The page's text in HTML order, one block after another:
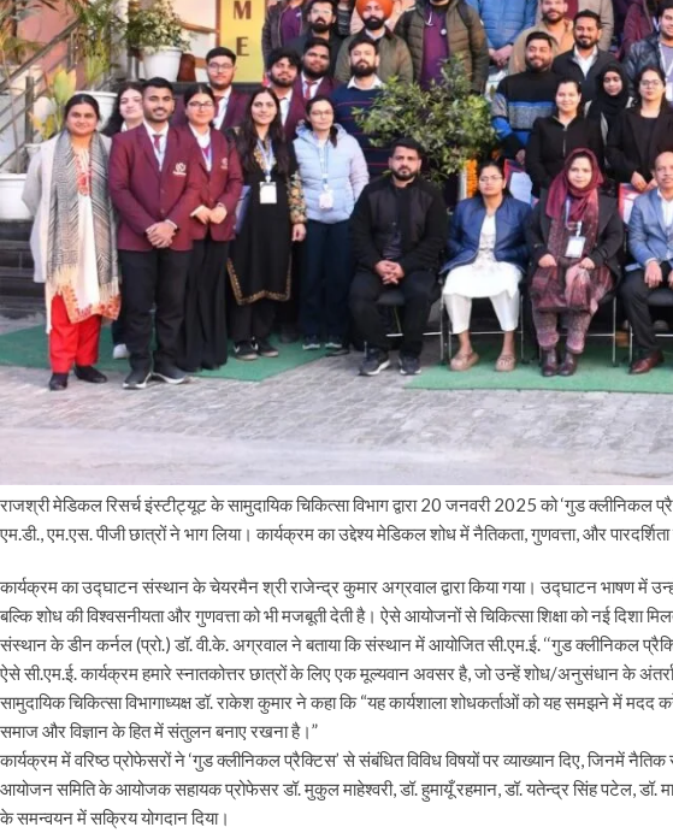
राजश्री मेडिकल रिसर्च इंस्टीट्यूट के सामुदायिक चिकित्सा विभाग द्वारा 20 जनवरी 2025 को ‘गुड
एम.डी., एम.एस. पीजी छात्रों ने भाग लिया। कार्यक्रम का उद्देश्य मेडिकल शोध में नैतिकता, गुणवत्ता, और
कार्यक्रम का उद्घाटन संस्थान के चेयरमैन श्री राजेन्द्र कुमार अग्रवाल द्वारा किया गया। उद्घाटन भाषण में
बल्कि शोध की विश्वसनीयता और गुणवत्ता को भी मजबूती देती है। ऐसे आयोजनों से चिकित्सा शिक्षा को नई दिशा
संस्थान के डीन कर्नल (प्रो.) डॉ. वी.के. अग्रवाल ने बताया कि संस्थान में आयोजित सी.एम.ई. ‘‘गुड क्लीनिकल
ऐसे सी.एम.ई. कार्यक्रम हमारे स्नातकोत्तर छात्रों के लिए एक मूल्यवान अवसर है, जो उन्हें शोध/अनुसंधान के
सामुदायिक चिकित्सा विभागाध्यक्ष डॉ. राकेश कुमार ने कहा कि “यह कार्यशाला शोधकर्ताओं को यह समझने में
समाज और विज्ञान के हित में संतुलन बनाए रखना है।”
कार्यक्रम में वरिष्ठ प्रोफेसरों ने ‘गुड क्लीनिकल प्रैक्टिस’ से संबंधित विविध विषयों पर व्याख्यान दिए, जिनमें
आयोजन समिति के आयोजक सहायक प्रोफेसर डॉ. मुकुल माहेश्वरी, डॉ. हुमायूँ रहमान, डॉ. यतेन्द्र सिंह पटेल, डॉ.
के समन्वयन में सक्रिय योगदान दिया।